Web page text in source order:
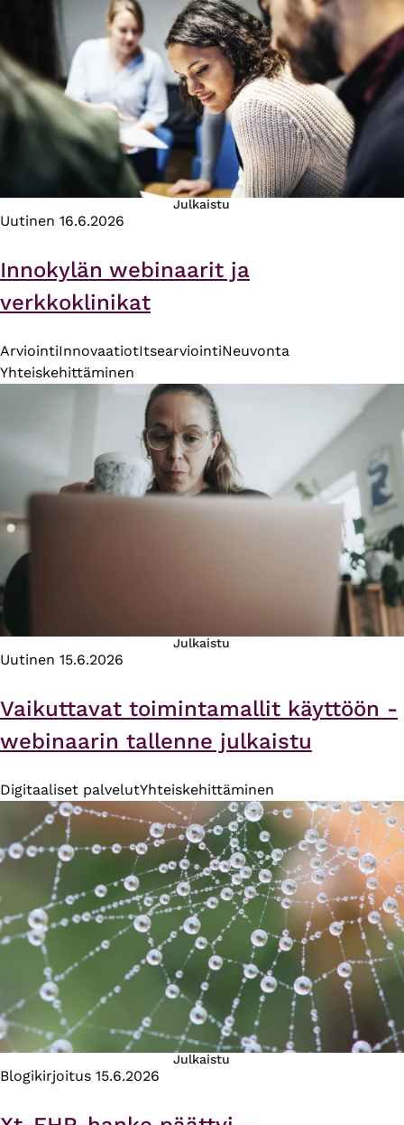
Julkaistu
Uutinen 16.6.2026
Innokylän webinaarit ja
verkkoklinikat
ArviointiInnovaatiotItsearviointiNeuvonta
Yhteiskehittäminen
Julkaistu
Uutinen 15.6.2026
Vaikuttavat toimintamallit käyttöön -
webinaarin tallenne julkaistu
Digitaaliset palvelutYhteiskehittäminen
Julkaistu
Blogikirjoitus 15.6.2026